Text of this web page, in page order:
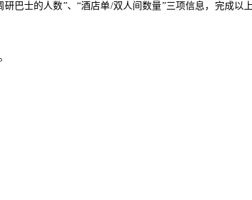
巴士的人数”、“酒店单/双人间数量”三项信息，完成以上